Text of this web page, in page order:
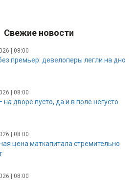
Свежие новости
| 08:00
премьер: девелоперы легли на дно
| 08:00
на дворе пусто, да и в поле негусто
| 08:00
цена маткапитала стремительно
| 08:00